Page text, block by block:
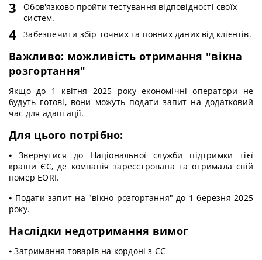
Обов'язково пройти тестування відповідності своїх
систем.
Забезпечити збір точних та повних даних від клієнтів.
Важливо: можливість отримання "вікна
розгортання"
Якщо до 1 квітня 2025 року економічні оператори не
будуть готові, вони можуть подати запит на додатковий
час для адаптації.
Для цього потрібно:
⦁ Звернутися до Національної служби підтримки тієї
країни ЄС, де компанія зареєстрована та отримала свій
номер EORI.
⦁ Подати запит на "вікно розгортання" до 1 березня 2025
року.
Наслідки недотримання вимог
⦁ Затримання товарів на кордоні з ЄС